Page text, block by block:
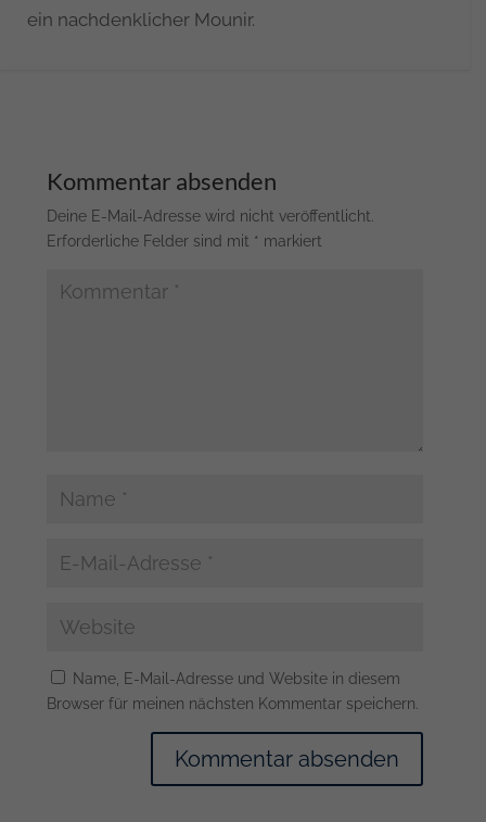
ein nachdenklicher Mounir.
Kommentar absenden
Deine E-Mail-Adresse wird nicht veröffentlicht.
Erforderliche Felder sind mit * markiert
Name, E-Mail-Adresse und Website in diesem
Browser für meinen nächsten Kommentar speichern.